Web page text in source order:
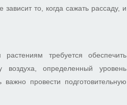
то, когда сажать рассаду, и
требуется обеспечить
воздуха, определенный уровень
провести подготовительную